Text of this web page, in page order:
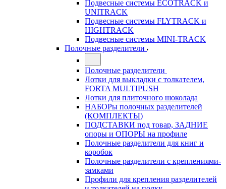
Подвесные системы ECOTRACK и
UNITRACK
Подвесные системы FLYTRACK и
HIGHTRACK
Подвесные системы MINI-TRACK
Полочные разделители
Полочные разделители
Лотки для выкладки с толкателем,
FORTA MULTIPUSH
Лотки для плиточного шоколада
НАБОРы полочных разделителей
(КОМПЛЕКТЫ)
ПОДСТАВКИ под товар, ЗАДНИЕ
опоры и ОПОРЫ на профиле
Полочные разделители для книг и
коробок
Полочные разделители с креплениями-
замками
Профили для крепления разделителей